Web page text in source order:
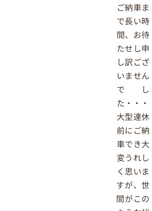
ご納車ま
で長い時
間、お待
たせし申
し訳ござ
いません
でし
た・・・
大型連休
前にご納
車でき大
変うれし
く思いま
すが、世
間がこの